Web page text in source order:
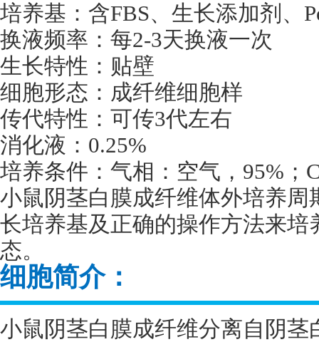
培养基：含FBS、生长添加剂、
换液频率：每2-3天换液一次
生长特性：贴壁
细胞形态：成纤维细胞样
传代特性：可传3代左右
消化液： 0.25%
培养条件：气相：空气， 95% ；
小鼠阴茎白膜成纤维体外培养
长培养基及正确的操作方法来
态。
细胞简介：
小鼠阴茎白膜成纤维分离自阴